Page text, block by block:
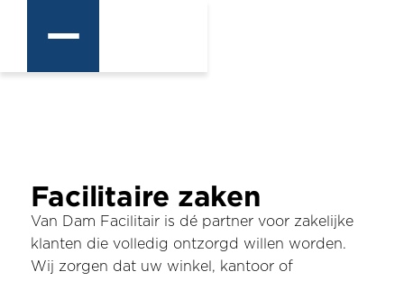
Facilitaire zaken
Van Dam Facilitair is dé partner voor zakelijke
klanten die volledig ontzorgd willen worden.
Wij zorgen dat uw winkel, kantoor of